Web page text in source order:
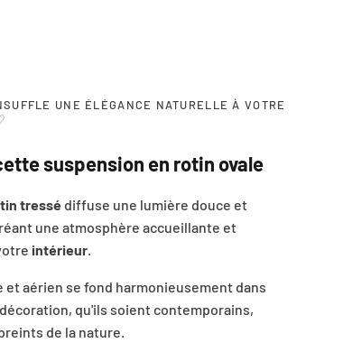
UNE ÉLÉGANCE NATURELLE À VOTRE
suspension en rotin ovale
tressé diffuse une lumière douce et
une atmosphère accueillante et
intérieur.
et aérien se fond harmonieusement dans
qu'ils soient contemporains,
de la nature.